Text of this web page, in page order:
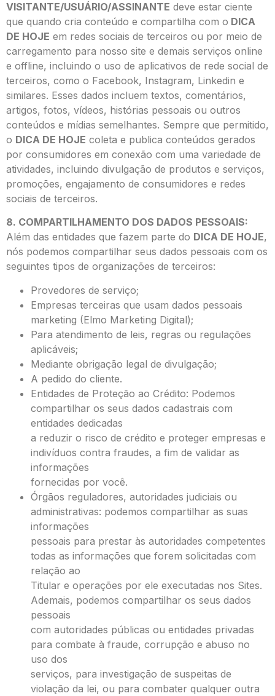
VISITANTE/USUÁRIO/ASSINANTE deve estar ciente
que quando cria conteúdo e compartilha com o DICA
DE HOJE em redes sociais de terceiros ou por meio de
carregamento para nosso site e demais serviços online
e offline, incluindo o uso de aplicativos de rede social de
terceiros, como o Facebook, Instagram, Linkedin e
similares. Esses dados incluem textos, comentários,
artigos, fotos, vídeos, histórias pessoais ou outros
conteúdos e mídias semelhantes. Sempre que permitido,
o DICA DE HOJE coleta e publica conteúdos gerados
por consumidores em conexão com uma variedade de
atividades, incluindo divulgação de produtos e serviços,
promoções, engajamento de consumidores e redes
sociais de terceiros.
8. COMPARTILHAMENTO DOS DADOS PESSOAIS:
Além das entidades que fazem parte do DICA DE HOJE,
nós podemos compartilhar seus dados pessoais com os
seguintes tipos de organizações de terceiros:
Provedores de serviço;
Empresas terceiras que usam dados pessoais
marketing (Elmo Marketing Digital);
Para atendimento de leis, regras ou regulações
aplicáveis;
Mediante obrigação legal de divulgação;
A pedido do cliente.
Entidades de Proteção ao Crédito: Podemos
compartilhar os seus dados cadastrais com
entidades dedicadas
a reduzir o risco de crédito e proteger empresas e
indivíduos contra fraudes, a fim de validar as
informações
fornecidas por você.
Órgãos reguladores, autoridades judiciais ou
administrativas: podemos compartilhar as suas
informações
pessoais para prestar às autoridades competentes
todas as informações que forem solicitadas com
relação ao
Titular e operações por ele executadas nos Sites.
Ademais, podemos compartilhar os seus dados
pessoais
com autoridades públicas ou entidades privadas
para combate à fraude, corrupção e abuso no
uso dos
serviços, para investigação de suspeitas de
violação da lei, ou para combater qualquer outra